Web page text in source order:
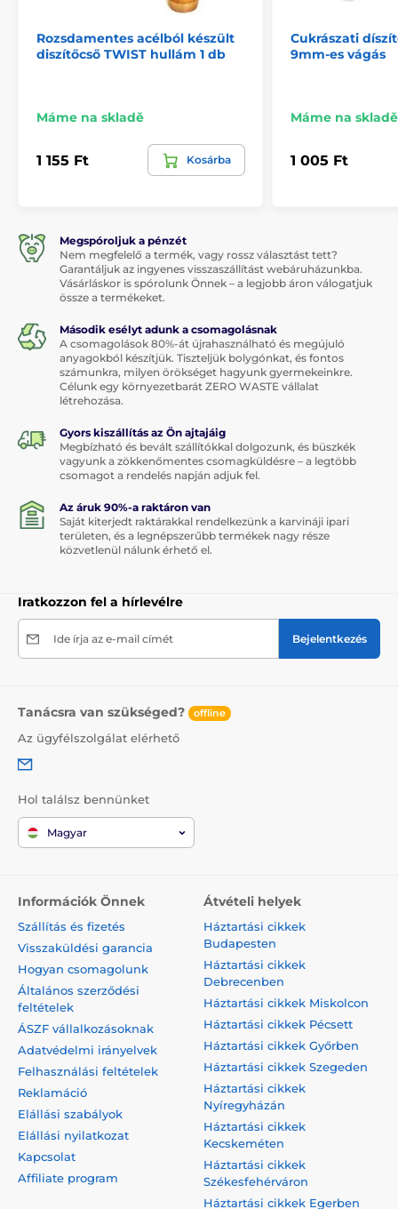
Rozsdamentes acélból készült
diszítőcső TWIST hullám 1 db
Máme na skladě
1 155 Ft Kosárba
Cukrászati
9mm-es vágás
Máme na skladě
1 005 Ft
Megspóroljuk a pénzét
Nem megfelelő a termék, vagy rossz választást tett?
Garantáljuk az ingyenes visszaszállítást webáruházunkba.
Vásárláskor is spórolunk Önnek – a legjobb áron válogatjuk
össze a termékeket.
Második esélyt adunk a csomagolásnak
A csomagolások 80%-át újrahasználható és megújuló
anyagokból készítjük. Tiszteljük bolygónkat, és fontos
számunkra, milyen örökséget hagyunk gyermekeinkre.
Célunk egy környezetbarát ZERO WASTE vállalat
létrehozása.
Gyors kiszállítás az Ön ajtajáig
Megbízható és bevált szállítókkal dolgozunk, és büszkék
vagyunk a zökkenőmentes csomagküldésre – a legtöbb
csomagot a rendelés napján adjuk fel.
Az áruk 90%-a raktáron van
Saját kiterjedt raktárakkal rendelkezünk a karvináji ipari
területen, és a legnépszerűbb termékek nagy része
közvetlenül nálunk érhető el.
Iratkozzon fel a hírlevélre
Ide írja az e-mail címét Bejelentkezés
Tanácsra van szükséged? offline
Az ügyfélszolgálat elérhető
Hol találsz bennünket
Magyar
Információk Önnek
Szállítás és fizetés
Visszaküldési garancia
Hogyan csomagolunk
Általános szerződési
feltételek
ÁSZF vállalkozásoknak
Adatvédelmi irányelvek
Felhasználási feltételek
Reklamáció
Elállási szabályok
Elállási nyilatkozat
Kapcsolat
Affiliate program
Átvételi helyek
Háztartási cikkek
Budapesten
Háztartási cikkek
Debrecenben
Háztartási cikkek Miskolcon
Háztartási cikkek Pécsett
Háztartási cikkek Győrben
Háztartási cikkek Szegeden
Háztartási cikkek
Nyíregyházán
Háztartási cikkek
Kecskeméten
Háztartási cikkek
Székesfehérváron
Háztartási cikkek Egerben